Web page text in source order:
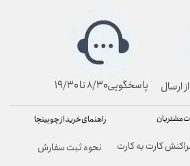
راهنمای خرید از چوبینجا
نحوه ثبت سفارش
مشتریان
کارت به کارت
پاسخگویی۸/۳۰ تا ۱۹/۳۰ ارسال